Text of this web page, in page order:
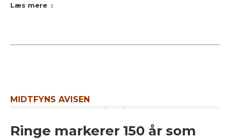
Læs mere
MIDTFYNS AVISEN
Ringe markerer 150 år som